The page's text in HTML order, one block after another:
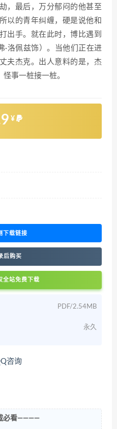
，最后，万分郁闷的他甚至
以的青年纠缠，硬是说他和
出手。就在此时，博比遇到
·洛佩兹饰）。当他们正在进
夫杰克。出人意料的是，杰
事一桩接一桩。
¥
下载链接
后购买
全站免费下载
PDF/2.54MB
永久
咨询
必看————